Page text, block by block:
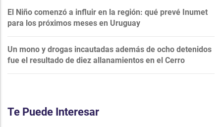
El Niño comenzó a influir en la región: qué prevé Inumet
para los próximos meses en Uruguay
Un mono y drogas incautadas además de ocho detenidos
fue el resultado de diez allanamientos en el Cerro
Te Puede Interesar